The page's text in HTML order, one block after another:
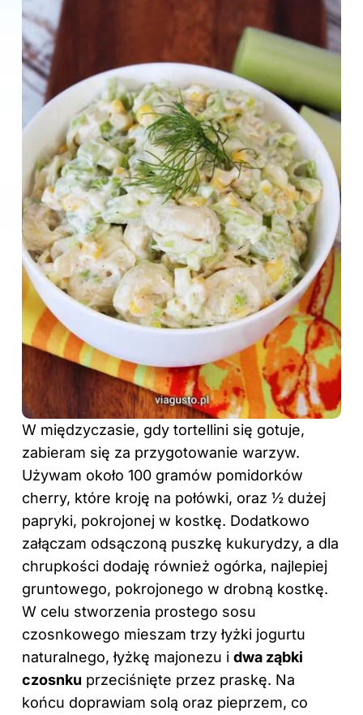
W międzyczasie, gdy tortellini się gotuje,
zabieram się za przygotowanie warzyw.
Używam około 100 gramów pomidorków
cherry, które kroję na połówki, oraz ½ dużej
papryki, pokrojonej w kostkę. Dodatkowo
załączam odsączoną puszkę kukurydzy, a dla
chrupkości dodaję również ogórka, najlepiej
gruntowego, pokrojonego w drobną kostkę.
W celu stworzenia prostego sosu
czosnkowego mieszam trzy łyżki jogurtu
naturalnego, łyżkę majonezu i dwa ząbki
czosnku przeciśnięte przez praskę. Na
końcu doprawiam solą oraz pieprzem, co